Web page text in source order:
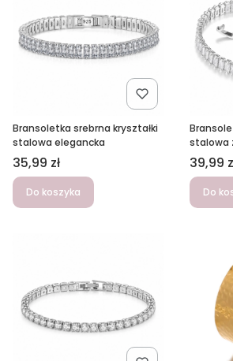
Bransoletka srebrna kryształki
stalowa elegancka
Cena
35,99 zł
Do koszyka
stalowa
Cena
39,99
Do